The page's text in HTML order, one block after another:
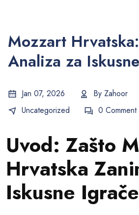
Mozzart
Analiza za
Jan 07, 2026 By Zahoor
Uncategorized
0 Comment
Uvod: Zašto
Hrvatska
Iskusne